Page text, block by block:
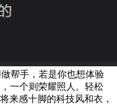
帮手，若是你也想体验
一个则荣耀照人。轻松
来感十脚的科技风和衣，